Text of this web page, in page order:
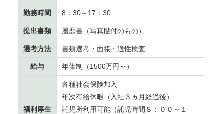
勤務時間 8：30～17：30
提出書類 履歴書（写真貼付のもの）
選考方法 書類選考・面接・適性検査
給与 年俸制（1500万円～）
福利厚生
各種社会保険加入
年次有給休暇（入社３ヵ月経過後）
託児所利用可能（託児時間８：００～１